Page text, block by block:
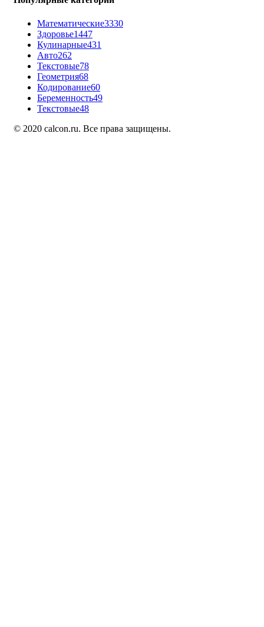
Математические3330
Здоровье1447
Кулинарные431
Авто262
Текстовые78
Геометрия68
Кодирование60
Беременность49
Текстовые48
© 2020 calcon.ru. Все права защищены.